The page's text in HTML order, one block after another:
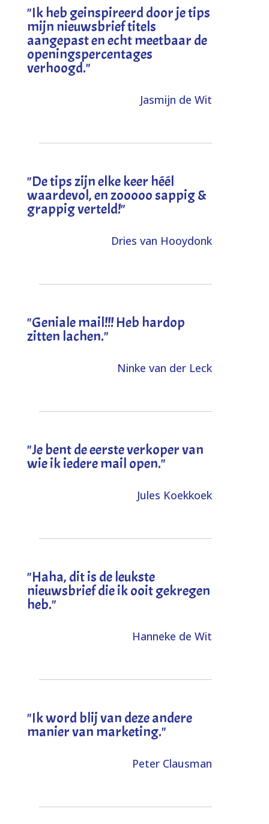
"Ik heb geinspireerd door je tips
mijn nieuwsbrief titels
aangepast en echt meetbaar de
openingspercentages
verhoogd."
Jasmijn de Wit
"De tips zijn elke keer héél
waardevol, en zooooo sappig &
grappig verteld!"
Dries van Hooydonk
"Geniale mail!!! Heb hardop
zitten lachen."
Ninke van der Leck
"Je bent de eerste verkoper van
wie ik iedere mail open."
Jules Koekkoek
"Haha, dit is de leukste
nieuwsbrief die ik ooit gekregen
heb."
Hanneke de Wit
"Ik word blij van deze andere
manier van marketing."
Peter Clausman